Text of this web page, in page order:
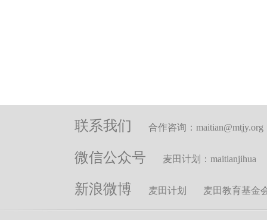
联系我们 合作咨询：maitian@mtjy.org
微信公众号 麦田计划：maitianjihua
新浪微博 麦田计划 麦田教育基金